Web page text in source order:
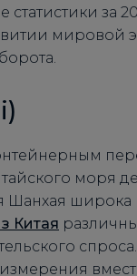
за
мировой
моря
широка
Китая